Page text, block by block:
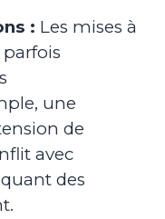
: Les mises à
une
de
avec
des